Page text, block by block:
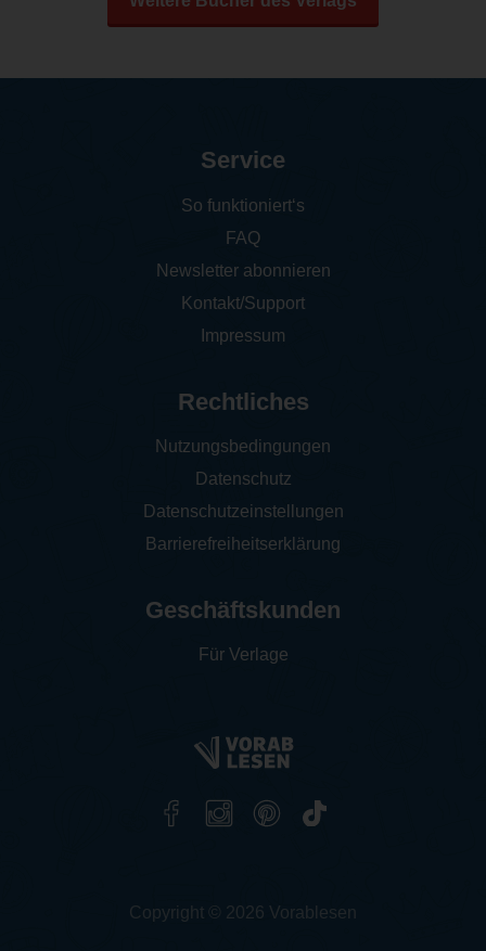
Service
So funktioniert‘s
FAQ
Newsletter abonnieren
Kontakt/Support
Impressum
Rechtliches
Nutzungsbedingungen
Datenschutz
Datenschutzeinstellungen
Barrierefreiheitserklärung
Geschäftskunden
Für Verlage
Copyright © 2026 Vorablesen